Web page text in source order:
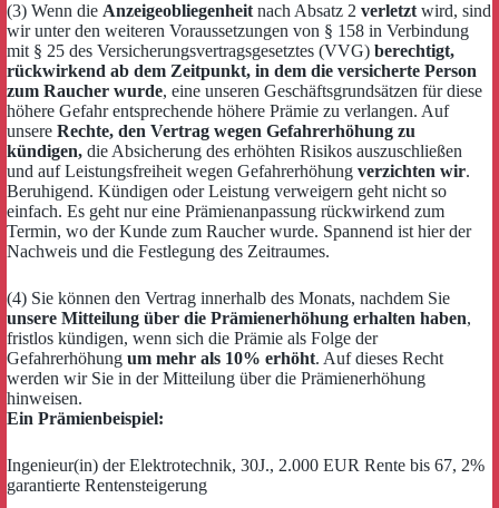
(3) Wenn die Anzeigeobliegenheit nach Absatz 2 verletzt wird, sind
wir unter den weiteren Voraussetzungen von § 158 in Verbindung
mit § 25 des Versicherungsvertragsgesetztes (VVG) berechtigt,
rückwirkend ab dem Zeitpunkt, in dem die versicherte Person
zum Raucher wurde, eine unseren Geschäftsgrundsätzen für diese
höhere Gefahr entsprechende höhere Prämie zu verlangen. Auf
unsere Rechte, den Vertrag wegen Gefahrerhöhung zu
kündigen, die Absicherung des erhöhten Risikos auszuschließen
und auf Leistungsfreiheit wegen Gefahrerhöhung verzichten wir.
Beruhigend. Kündigen oder Leistung verweigern geht nicht so
einfach. Es geht nur eine Prämienanpassung rückwirkend zum
Termin, wo der Kunde zum Raucher wurde. Spannend ist hier der
Nachweis und die Festlegung des Zeitraumes.
(4) Sie können den Vertrag innerhalb des Monats, nachdem Sie
unsere Mitteilung über die Prämienerhöhung erhalten haben,
fristlos kündigen, wenn sich die Prämie als Folge der
Gefahrerhöhung um mehr als 10% erhöht. Auf dieses Recht
werden wir Sie in der Mitteilung über die Prämienerhöhung
hinweisen.
Ein Prämienbeispiel:
Ingenieur(in) der Elektrotechnik, 30J., 2.000 EUR Rente bis 67, 2%
garantierte Rentensteigerung